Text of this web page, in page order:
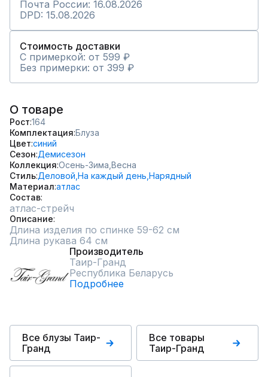
Почта России: 16.08.2026
DPD: 15.08.2026
Стоимость доставки
С примеркой: от 599 ₽
Без примерки: от 399 ₽
О товаре
Рост 164
Комплектация Блуза
Цвет синий
Сезон Демисезон
Коллекция Осень-Зима, Весна
Стиль Деловой, На каждый день, Нарядный
Материал атлас
Состав
атлас-стрейч
Описание
Длина изделия по спинке 59-62 см
Длина рукава 64 см
Производитель
Таир-Гранд
Республика Беларусь
Подробнее
Все блузы Таир-
Гранд
Все товары
Таир-Гранд